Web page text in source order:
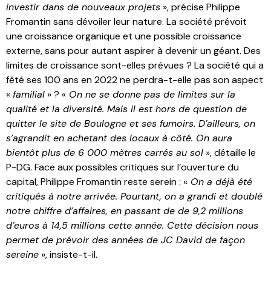
investir dans de nouveaux projets », précise Philippe
Fromantin sans dévoiler leur nature. La société prévoit
une croissance organique et une possible croissance
externe, sans pour autant aspirer à devenir un géant. Des
limites de croissance sont-elles prévues ? La société qui a
fêté ses 100 ans en 2022 ne perdra-t-elle pas son aspect
« familial » ? « On ne se donne pas de limites sur la
qualité et la diversité. Mais il est hors de question de
quitter le site de Boulogne et ses fumoirs. D’ailleurs, on
s’agrandit en achetant des locaux à côté. On aura
bientôt plus de 6 000 mètres carrés au sol », détaille le
P-DG. Face aux possibles critiques sur l’ouverture du
capital, Philippe Fromantin reste serein : « On a déjà été
critiqués à notre arrivée. Pourtant, on a grandi et doublé
notre chiffre d’affaires, en passant de de 9,2 millions
d’euros à 14,5 millions cette année. Cette décision nous
permet de prévoir des années de JC David de façon
sereine », insiste-t-il.